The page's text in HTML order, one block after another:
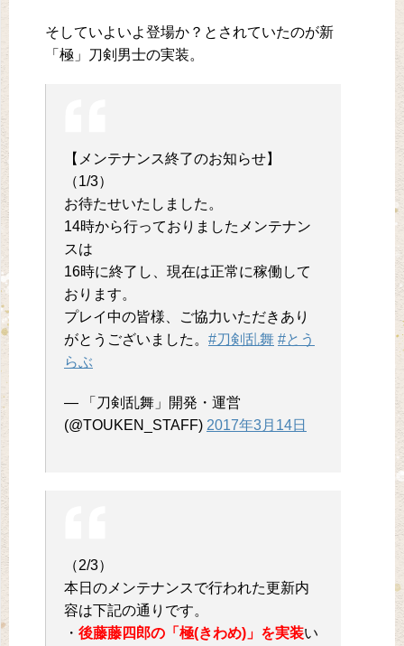
そしていよいよ登場か？とされていたのが新
「極」刀剣男士の実装。
【メンテナンス終了のお知らせ】
（1/3）
お待たせいたしました。
14時から行っておりましたメンテナン
スは
16時に終了し、現在は正常に稼働して
おります。
プレイ中の皆様、ご協力いただきあり
がとうございました。 #刀剣乱舞 #とう
らぶ
— 「刀剣乱舞」開発・運営
(@TOUKEN_STAFF) 2017年3月14日
（2/3）
本日のメンテナンスで行われた更新内
容は下記の通りです。
・ 後藤藤四郎の「極(きわめ)」を実装い